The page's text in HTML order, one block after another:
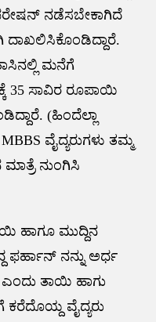
ನಡೆಸಬೇಕಾಗಿದೆ
ಮನೆಗೆ
35 ಸಾವಿರ ರೂಪಾಯಿ
(ಹಿಂದೆಲ್ಲಾ
ವೈದ್ಯರುಗಳು ತಮ್ಮ
ನುಂಗಿಸಿ
ಹಾಗೂ ಮುದ್ದಿನ
ಫರ್ಹಾನ್ ನನ್ನು ಅರ್ಧ
ತಾಯಿ ಹಾಗು
ವೈದ್ಯರು